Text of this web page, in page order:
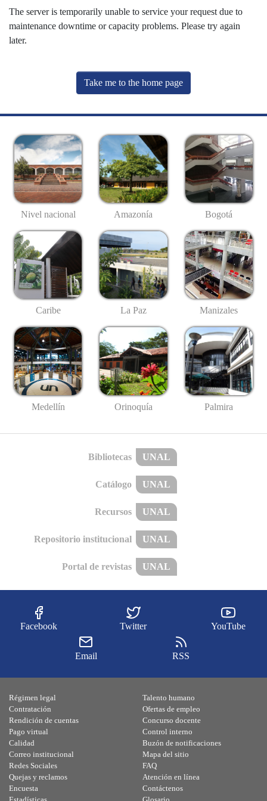
The server is temporarily unable to service your request due to
maintenance downtime or capacity problems. Please try again
later.
Take me to the home page
Nivel nacional Amazonía Bogotá
Caribe La Paz Manizales
Medellín Orinoquía Palmira
Bibliotecas UNAL
Catálogo UNAL
Recursos UNAL
Repositorio institucional UNAL
Portal de revistas UNAL
Facebook Twitter YouTube
Email RSS
Régimen legal
Contratación
Rendición de cuentas
Pago virtual
Calidad
Talento humano
Ofertas de empleo
Concurso docente
Control interno
Buzón de notificaciones
Correo institucional
Redes Sociales
Quejas y reclamos
Encuesta
Mapa del sitio
FAQ
Atención en línea
Contáctenos